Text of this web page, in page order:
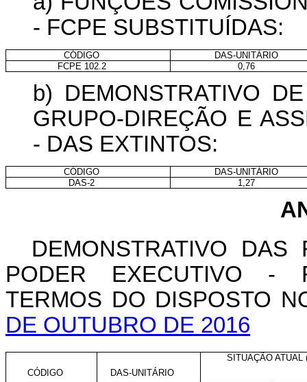
- FCPE SUBSTITUÍDAS:
CÓDIGO
DAS-UNITÁRIO
FCPE 102.2
0,76
b) DEMONSTRATIVO
GRUPO-DIREÇÃO E
- DAS EXTINTOS:
CÓDIGO
DAS-UNITÁRIO
DAS-2
1,27
DEMONSTRATIVO DAS
PODER EXECUTIVO -
TERMOS DO DISPOSTO
DE OUTUBRO DE 2016
CÓDIGO DAS-UNITÁRIO
SITUAÇÃO ATUAL